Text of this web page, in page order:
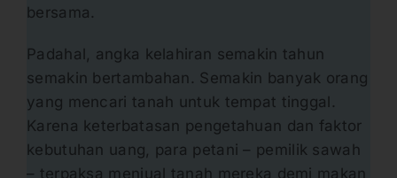
bersama.
Padahal, angka kelahiran semakin tahun
semakin bertambahan. Semakin banyak orang
yang mencari tanah untuk tempat tinggal.
Karena keterbatasan pengetahuan dan faktor
kebutuhan uang, para petani – pemilik sawah
– terpaksa menjual tanah mereka demi makan